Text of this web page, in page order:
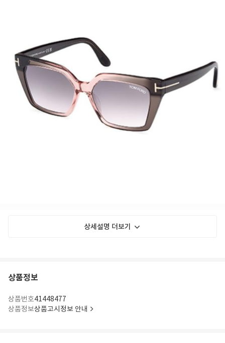
상세설명 더보기
상품정보
상품번호41448477
상품정보상품고시정보 안내